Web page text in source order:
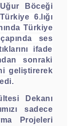
Uğur Böceği
Türkiye 6.lığı
Türkiye
ses
ifade
sonraki
geliştirerek
Dekanı
sadece
Projeleri